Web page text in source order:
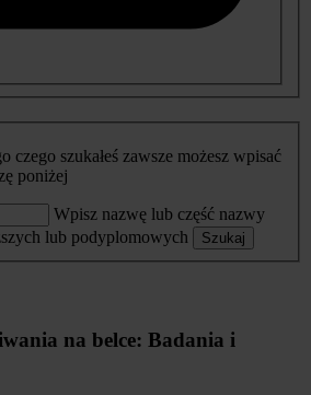
czego szukałeś zawsze możesz wpisać
poniżej
Wpisz nazwę lub część nazwy
lub podyplomowych
Szukaj
na belce: Badania i